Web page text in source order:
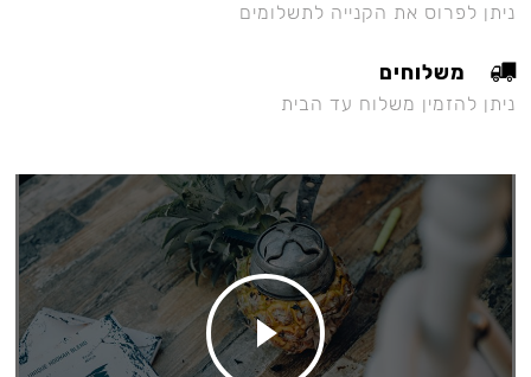
ניתן לפרוס את הקנייה לתשלומים
משלוחים
ניתן להזמין משלוח עד הבית